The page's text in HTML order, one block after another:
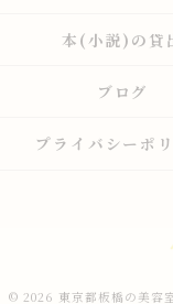
本(小説)の貸
ブログ
プライバシーポ
© 2026 東京都板橋の美